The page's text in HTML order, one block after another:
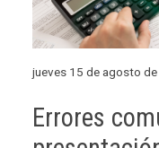
jueves 15 de agosto
Errores